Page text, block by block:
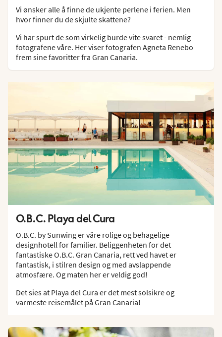
Vi ønsker alle å finne de ukjente perlene i ferien. Men
hvor finner du de skjulte skattene?
Vi har spurt de som virkelig burde vite svaret - nemlig
fotografene våre. Her viser fotografen Agneta Renebo
frem sine favoritter fra Gran Canaria.
O.B.C. Playa del Cura
O.B.C. by Sunwing er våre rolige og behagelige
designhotell for familier. Beliggenheten for det
fantastiske O.B.C. Gran Canaria, rett ved havet er
fantastisk, i stilren design og med avslappende
atmosfære. Og maten her er veldig god!
Det sies at Playa del Cura er det mest solsikre og
varmeste reisemålet på Gran Canaria!